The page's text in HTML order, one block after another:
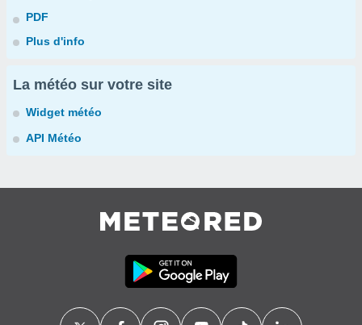
PDF
Plus d'info
La météo sur votre site
Widget météo
API Météo